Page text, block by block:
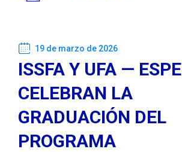
19 de marzo de 2026
ISSFA Y UFA — ESPE
CELEBRAN LA
GRADUACIÓN DEL
PROGRAMA